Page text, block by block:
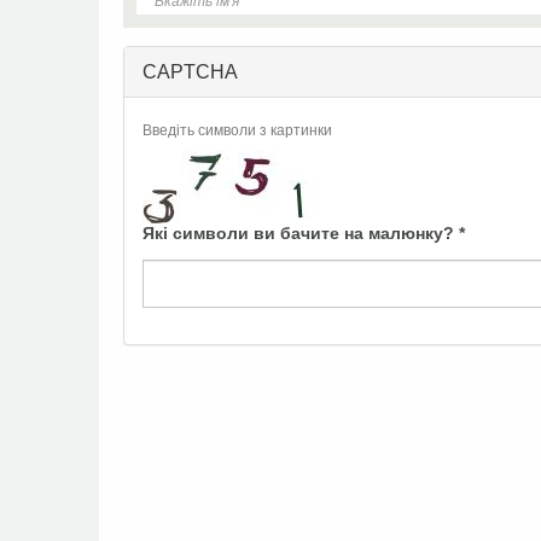
CAPTCHA
Введіть символи з картинки
Які символи ви бачите на малюнку? *